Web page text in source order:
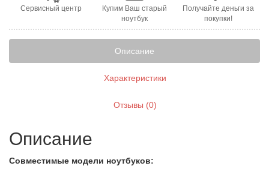
Сервисный центр
Купим Ваш старый
ноутбук
Получайте деньги за
покупки!
Описание
Характеристики
Отзывы (0)
Описание
Совместимые модели ноутбуков: